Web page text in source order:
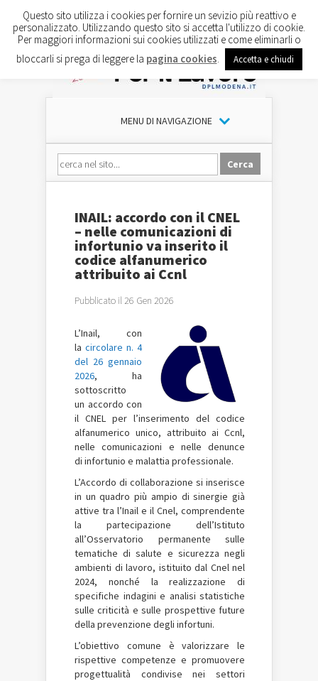
MENU DI NAVIGAZIONE
INAIL: accordo con il CNEL
– nelle comunicazioni di
infortunio va inserito il
codice alfanumerico
attribuito ai Ccnl
Pubblicato il 26 Gen 2026
L’Inail, con
la circolare n. 4
del 26 gennaio
2026, ha
sottoscritto
un accordo con
il CNEL per l’inserimento del codice
alfanumerico unico, attribuito ai Ccnl,
nelle comunicazioni e nelle denunce
di infortunio e malattia professionale.
L’Accordo di collaborazione si inserisce
in un quadro più ampio di sinergie già
attive tra l’Inail e il Cnel, comprendente
la partecipazione dell’Istituto
all’Osservatorio permanente sulle
tematiche di salute e sicurezza negli
ambienti di lavoro, istituito dal Cnel nel
2024, nonché la realizzazione di
specifiche indagini e analisi statistiche
sulle criticità e sulle prospettive future
della prevenzione degli infortuni.
L’obiettivo comune è valorizzare le
rispettive competenze e promuovere
progettualità condivise nei settori
Questo sito utilizza i cookies per fornire un sevizio più reattivo e
personalizzato. Utilizzando questo sito si accetta l'utilizzo di cookie.
Per maggiori informazioni sui cookies utilizzati e come eliminarli o
bloccarli si prega di leggere la pagina cookies Accetta e chiudi